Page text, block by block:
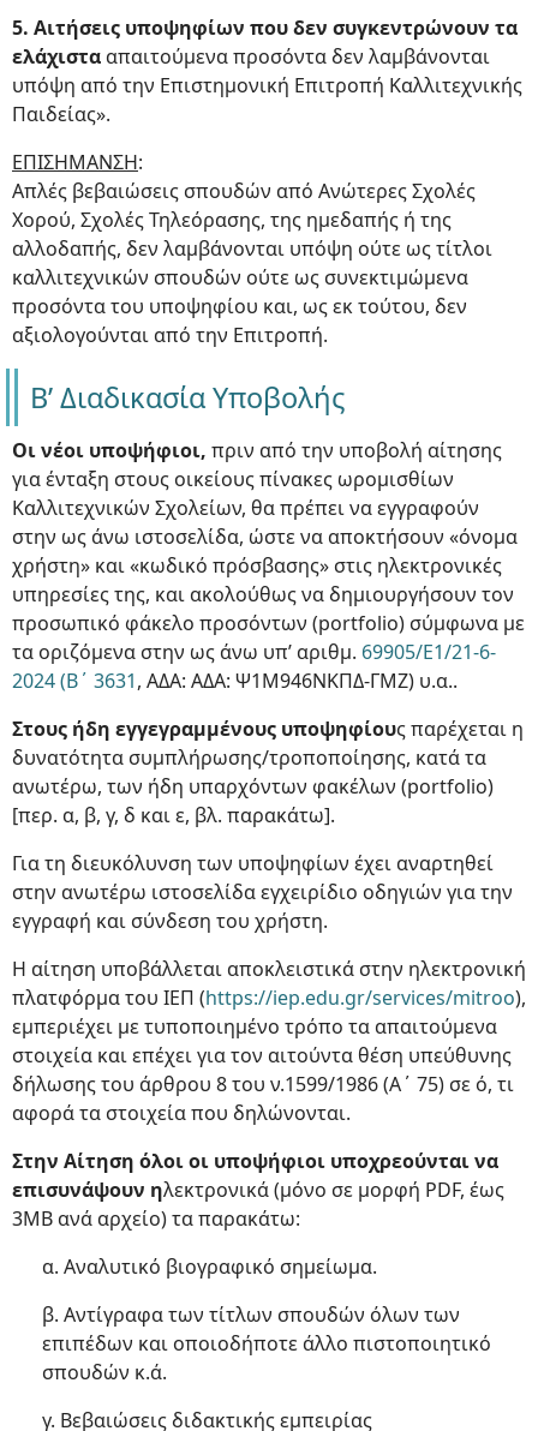
5. Αιτήσεις υποψηφίων που δεν συγκεντρώνουν τα
ελάχιστααπαιτούμενα προσόντα δεν λαμβάνονται
υπόψη από την Επιστημονική Επιτροπή Καλλιτεχνικής
Παιδείας».
ΕΠΙΣΗΜΑΝΣΗ:
Απλές βεβαιώσεις σπουδών από Ανώτερες Σχολές
Χορού, Σχολές Τηλεόρασης, της ημεδαπής ή της
αλλοδαπής, δεν λαμβάνονται υπόψη ούτε ως τίτλοι
καλλιτεχνικών σπουδών ούτε ως συνεκτιμώμενα
προσόντα του υποψηφίου και, ως εκ τούτου, δεν
αξιολογούνται από την Επιτροπή.
Β’ Διαδικασία Υποβολής
Οι νέοι υποψήφιοι, πριν από την υποβολή αίτησης
για ένταξη στους οικείους πίνακες ωρομισθίων
Καλλιτεχνικών Σχολείων, θα πρέπει να εγγραφούν
στην ως άνω ιστοσελίδα, ώστε να αποκτήσουν «όνομα
χρήστη» και «κωδικό πρόσβασης» στις ηλεκτρονικές
υπηρεσίες της, και ακολούθως να δημιουργήσουν τον
προσωπικό φάκελο προσόντων (portfolio) σύμφωνα με
τα οριζόμενα στην ως άνω υπ’ αριθμ. 69905/Ε1/21-6-
2024 (Β΄ 3631, ΑΔΑ: ΑΔΑ: Ψ1Μ946ΝΚΠΔ-ΓΜΖ) υ.α..
Στους ήδη εγγεγραμμένους υποψηφίους παρέχεται η
δυνατότητα συμπλήρωσης/τροποποίησης, κατά τα
ανωτέρω, των ήδη υπαρχόντων φακέλων (portfolio)
[περ. α, β, γ, δ και ε, βλ. παρακάτω].
Για τη διευκόλυνση των υποψηφίων έχει αναρτηθεί
στην ανωτέρω ιστοσελίδα εγχειρίδιο οδηγιών για την
εγγραφή και σύνδεση του χρήστη.
Η αίτηση υποβάλλεται αποκλειστικά στην ηλεκτρονική
πλατφόρμα του ΙΕΠ (https://iep.edu.gr/services/mitroo),
εμπεριέχει με τυποποιημένο τρόπο τα απαιτούμενα
στοιχεία και επέχει για τον αιτούντα θέση υπεύθυνης
δήλωσης του άρθρου 8 του ν.1599/1986 (Α΄ 75) σε ό, τι
αφορά τα στοιχεία που δηλώνονται.
Στην Αίτηση όλοι οι υποψήφιοι υποχρεούνται να
επισυνάψουν ηλεκτρονικά (μόνο σε μορφή PDF, έως
3ΜΒ ανά αρχείο) τα παρακάτω:
α. Αναλυτικό βιογραφικό σημείωμα.
β. Αντίγραφα των τίτλων σπουδών όλων των
επιπέδων και οποιοδήποτε άλλο πιστοποιητικό
σπουδών κ.ά.
γ. Βεβαιώσεις διδακτικής εμπειρίας